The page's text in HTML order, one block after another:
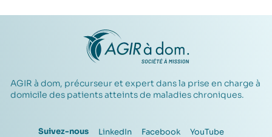
AGIR à dom, précurseur et expert dans la prise en charge à
domicile des patients atteints de maladies chroniques.
Suivez-nous LinkedIn Facebook YouTube